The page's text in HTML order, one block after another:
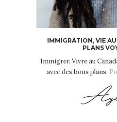
IMMIGRATION, VIE
PLANS
Immigrer. Vivre au
avec des bons plans.